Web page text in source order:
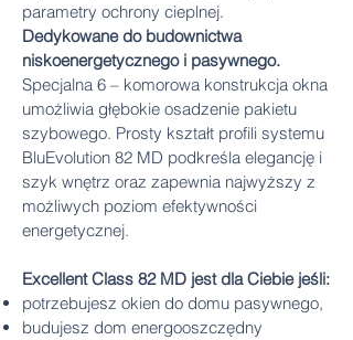
parametry ochrony cieplnej.
Dedykowane do budownictwa
niskoenergetycznego i pasywnego.
Specjalna 6 – komorowa konstrukcja okna
umożliwia głębokie osadzenie pakietu
szybowego. Prosty kształt profili systemu
BluEvolution 82 MD podkreśla elegancję i
szyk wnętrz oraz zapewnia najwyższy z
możliwych poziom efektywności
energetycznej.
Excellent Class 82 MD jest dla Ciebie jeśli:
potrzebujesz okien do domu pasywnego,
budujesz dom energooszczędny